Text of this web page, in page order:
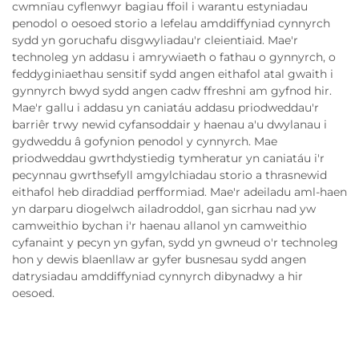
cwmnïau cyflenwyr bagiau ffoil i warantu estyniadau
penodol o oesoed storio a lefelau amddiffyniad cynnyrch
sydd yn goruchafu disgwyliadau'r cleientiaid. Mae'r
technoleg yn addasu i amrywiaeth o fathau o gynnyrch, o
feddyginiaethau sensitif sydd angen eithafol atal gwaith i
gynnyrch bwyd sydd angen cadw ffreshni am gyfnod hir.
Mae'r gallu i addasu yn caniatáu addasu priodweddau'r
barriêr trwy newid cyfansoddair y haenau a'u dwylanau i
gydweddu â gofynion penodol y cynnyrch. Mae
priodweddau gwrthdystiedig tymheratur yn caniatáu i'r
pecynnau gwrthsefyll amgylchiadau storio a thrasnewid
eithafol heb diraddiad perfformiad. Mae'r adeiladu aml-haen
yn darparu diogelwch ailadroddol, gan sicrhau nad yw
camweithio bychan i'r haenau allanol yn camweithio
cyfanaint y pecyn yn gyfan, sydd yn gwneud o'r technoleg
hon y dewis blaenllaw ar gyfer busnesau sydd angen
datrysiadau amddiffyniad cynnyrch dibynadwy a hir
oesoed.